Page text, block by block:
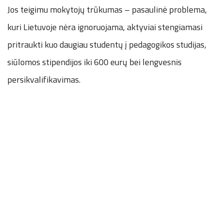
Jos teigimu mokytojų trūkumas – pasaulinė problema,
kuri Lietuvoje nėra ignoruojama, aktyviai stengiamasi
pritraukti kuo daugiau studentų į pedagogikos studijas,
siūlomos stipendijos iki 600 eurų bei lengvesnis
persikvalifikavimas.